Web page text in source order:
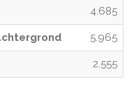
4.685
5.965
2.555